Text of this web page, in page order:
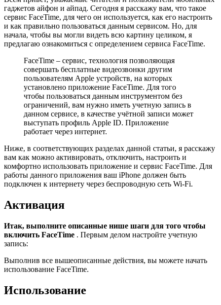
гаджетов айфон и айпад. Сегодня я расскажу вам, что такое
сервис FaceTime, для чего он используется, как его настроить
и как правильно пользоваться данным сервисом. Но, для
начала, чтобы вы могли видеть всю картину целиком, я
предлагаю ознакомиться с определением сервиса FaceTime.
FaceTime – сервис, технология позволяющая
совершать бесплатные видеозвонки другим
пользователям Apple устройств, на которых
установлено приложение FaceTime. Для того
чтобы пользоваться данным инструментом без
ограничений, вам нужно иметь учетную запись в
данном сервисе, в качестве учётной записи может
выступать профиль Apple ID. Приложение
работает через интернет.
Ниже, в соответствующих разделах данной статьи, я расскажу
вам как можно активировать, отключить, настроить и
комфортно использовать приложение и сервис FaceTime. Для
работы данного приложения ваш iPhone должен быть
подключен к интернету через беспроводную сеть Wi-Fi.
Активация
Итак, выполните описанные нише шаги для того чтобы
включить FaceTime . Первым делом настройте учетную
запись:
Выполнив все вышеописанные действия, вы можете начать
использование FaceTime.
Использование